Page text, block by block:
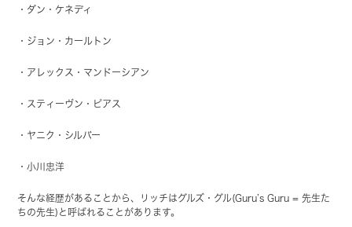
・ダン・ケネディ
・ジョン・カールトン
・アレックス・マンドーシアン
・スティーヴン・ピアス
・ヤニク・シルバー
・小川忠洋
そんな経歴があることから、リッチはグルズ・グル(Guru’s Guru = 先生た
ちの先生)と呼ばれることがあります。